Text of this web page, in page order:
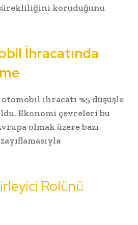
koruduğunu
İhracatında
ihracatı %5 düşüşle
Ekonomi çevreleri bu
olmak üzere bazı
Rolünü